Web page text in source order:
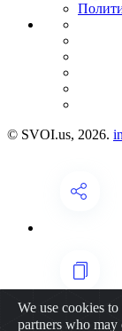
© SVOI.us, 2026.
We use cookies
partners who